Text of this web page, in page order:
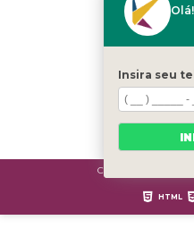
DÚVIDAS
Copyright ©
HTML
Insira seu